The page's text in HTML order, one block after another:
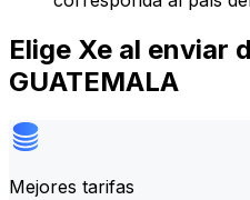
Elige Xe al enviar
GUATEMALA
Mejores tarifas